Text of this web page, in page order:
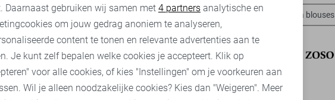
t-shirts Geisha jurken Geisha jeans Geisha broeken Geisha blouses
cookies Marketing cookies
Daarnaast gebruiken wij samen met 4 partners analytische en
om jouw gedrag anoniem te analyseren,
content te tonen en relevante advertenties aan te
Je kunt zelf bepalen welke cookies je accepteert. Klik op
voor alle cookies, of kies "Instellingen" om je voorkeuren aan
Wil je alleen noodzakelijke cookies? Kies dan "Weigeren". Meer